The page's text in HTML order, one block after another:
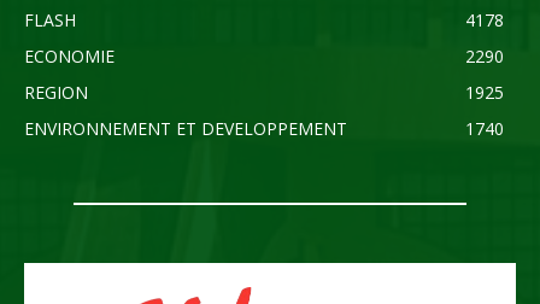
FLASH
4178
ECONOMIE
2290
REGION
1925
ENVIRONNEMENT ET DEVELOPPEMENT
1740